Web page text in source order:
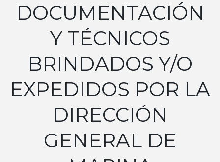
DOCUMENTACIÓN
Y TÉCNICOS
BRINDADOS Y/O
EXPEDIDOS POR LA
DIRECCIÓN
GENERAL DE